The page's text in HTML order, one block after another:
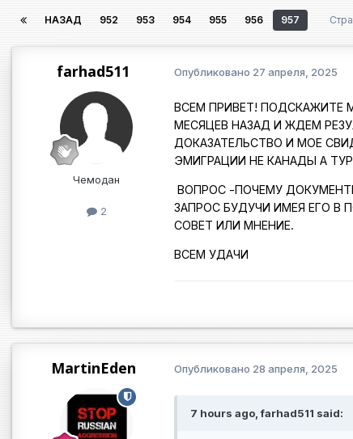
НАЗАД 952 953 954 955 956 957
farhad511
Чемодан
2
Опубликовано 27 апреля, 2025
ВСЕМ ПРИВЕТ! ПОДСКАЖИТЕ
МЕСЯЦЕВ НАЗАД И ЖДЕМ
ДОКАЗАТЕЛЬСТВО И МОЕ
ЭМИГРАЦИИ НЕ КАНАДЫ А
ВОПРОС -ПОЧЕМУ
ЗАПРОС БУДУЧИ ИМЕЯ ЕГО В
СОВЕТ ИЛИ МНЕНИЕ.
ВСЕМ УДАЧИ
MartinEden Опубликовано 28 апреля, 2025
7 hours ago, farhad511 said: